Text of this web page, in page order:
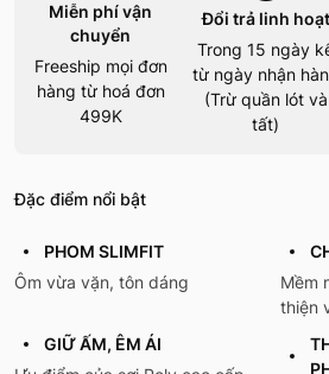
Miễn phí vận
chuyển
Freeship mọi đơn
hàng từ hoá đơn
499K
Đổi trả linh hoạt
Trong 15 ngày
từ ngày nhận
(Trừ quần lót và
tất)
Đặc điểm nổi bật
PHOM SLIMFIT
Ôm vừa vặn, tôn dáng
Mềm
thiện
GIỮ ẤM, ÊM ÁI